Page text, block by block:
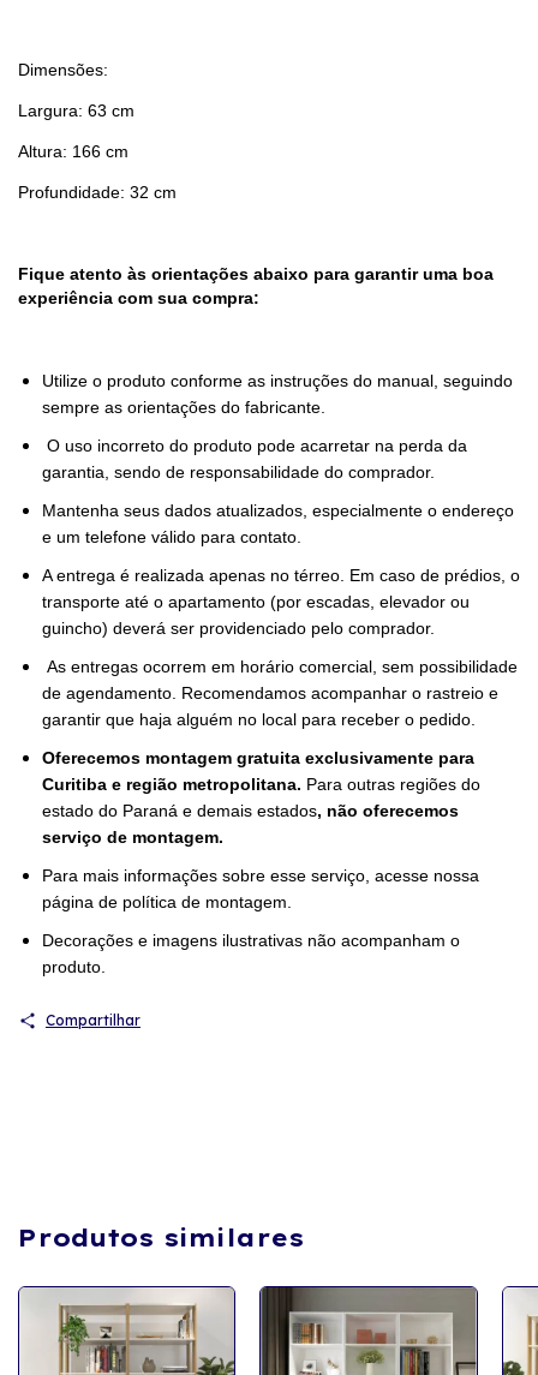
Dimensões:
Largura: 63 cm
Altura: 166 cm
Profundidade: 32 cm
Fique atento às orientações abaixo para garantir uma boa
experiência com sua compra:
Utilize o produto conforme as instruções do manual, seguindo
sempre as orientações do fabricante.
O uso incorreto do produto pode acarretar na perda da
garantia, sendo de responsabilidade do comprador.
Mantenha seus dados atualizados, especialmente o endereço
e um telefone válido para contato.
A entrega é realizada apenas no térreo. Em caso de prédios, o
transporte até o apartamento (por escadas, elevador ou
guincho) deverá ser providenciado pelo comprador.
As entregas ocorrem em horário comercial, sem possibilidade
de agendamento. Recomendamos acompanhar o rastreio e
garantir que haja alguém no local para receber o pedido.
Oferecemos montagem gratuita exclusivamente para
Curitiba e região metropolitana. Para outras regiões do
estado do Paraná e demais estados, não oferecemos
serviço de montagem.
Para mais informações sobre esse serviço, acesse nossa
página de política de montagem.
Decorações e imagens ilustrativas não acompanham o
produto.
Compartilhar
Produtos similares